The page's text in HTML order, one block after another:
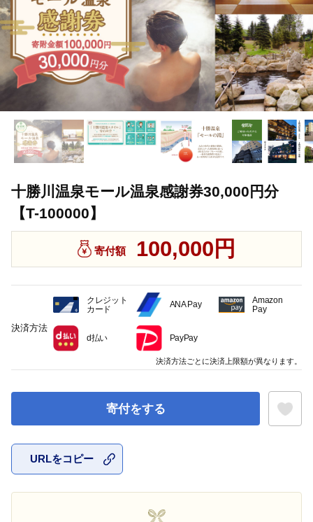
十勝川温泉モール温泉感謝券30,000円分
【T-100000】
寄付額 100,000円
寄付をする
URLをコピー
決済方法
クレジット
カード
ANA Pay
Amazon
Pay
d払い PayPay
決済方法ごとに決済上限額が異なります。